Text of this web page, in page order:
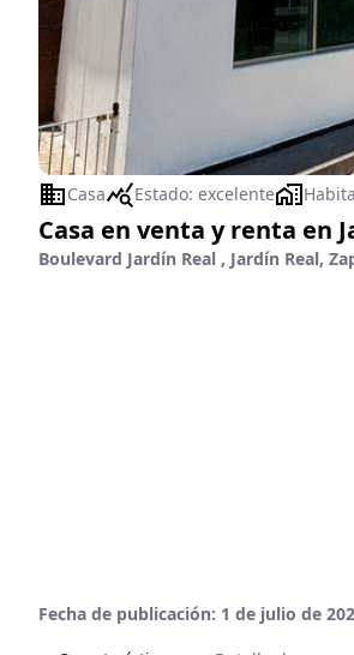
Casa Estado: excelente
Casa en venta y renta en
Boulevard Jardín Real , Jardín Real,
Fecha de publicación: 1 de julio de